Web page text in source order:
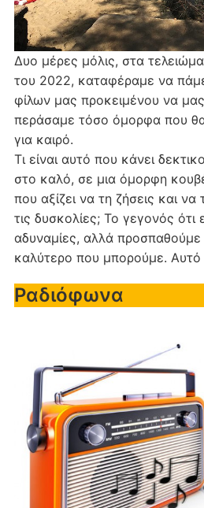
Δυο μέρες μόλις, στα
του 2022, καταφέραμε να
φίλων μας προκειμένου να
περάσαμε τόσο όμορφα που
για καιρό.
Τι είναι αυτό που κάνει
στο καλό, σε μια όμορφη
που αξίζει να τη ζήσεις και
τις δυσκολίες; Το γεγονός ότι
αδυναμίες, αλλά
καλύτερο που μπορούμε. Αυτό
Ραδιόφωνα